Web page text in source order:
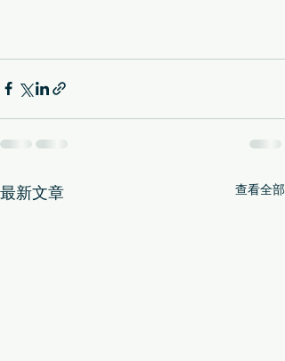
最新文章 查看全部